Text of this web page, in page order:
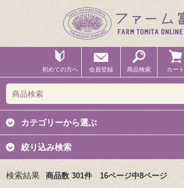
初めての方へ 会員登録 商品検索 カート
カテゴリーから選ぶ
絞り込み検索
検索結果 商品数 301件 16ページ中8ページ